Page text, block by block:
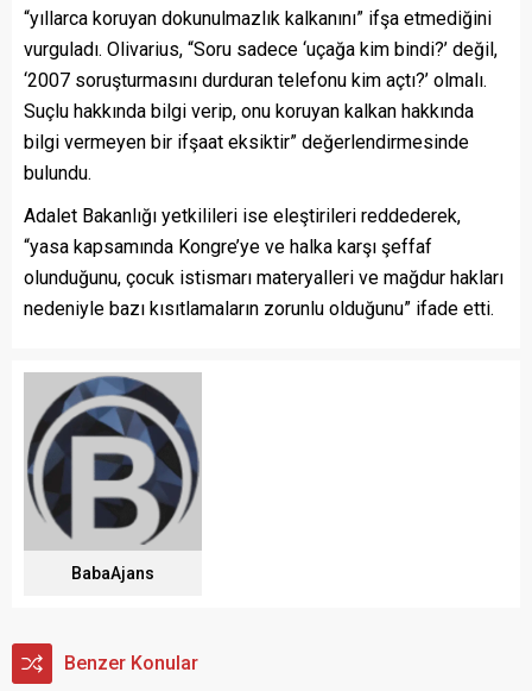
“yıllarca koruyan dokunulmazlık kalkanını” ifşa etmediğini
vurguladı. Olivarius, “Soru sadece ‘uçağa kim bindi?’ değil,
‘2007 soruşturmasını durduran telefonu kim açtı?’ olmalı.
Suçlu hakkında bilgi verip, onu koruyan kalkan hakkında
bilgi vermeyen bir ifşaat eksiktir” değerlendirmesinde
bulundu.
Adalet Bakanlığı yetkilileri ise eleştirileri reddederek,
“yasa kapsamında Kongre’ye ve halka karşı şeffaf
olunduğunu, çocuk istismarı materyalleri ve mağdur hakları
nedeniyle bazı kısıtlamaların zorunlu olduğunu” ifade etti.
BabaAjans
Benzer Konular